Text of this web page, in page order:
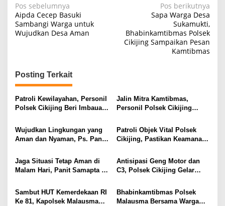
Navigasi
pos
Pos sebelumnya
Aipda Cecep Basuki
Sambangi Warga untuk
Wujudkan Desa Aman
Pos berikutnya
Sapa Warga Desa
Sukamukti,
Bhabinkamtibmas Polsek
Cikijing Sampaikan Pesan
Kamtibmas
Posting Terkait
Patroli Kewilayahan, Personil
Polsek Cikijing Beri Imbauan
Jalin Mitra Kamtibmas,
Personil Polsek Cikijing
Pengendara Ojek Pangkalan
Wujudkan Lingkungan yang
Aman dan Nyaman, Ps. Panit
Sambangi Warga Desa
Cikijing
Patroli Objek Vital Polsek
Cikijing, Pastikan Keamanan
Aman Kepada Masyarakat
Jaga Situasi Tetap Aman di
Malam Hari, Panit Samapta II
Kantor Desa Kasturi
Antisipasi Geng Motor dan
C3, Polsek Cikijing Gelar
Sambut HUT Kemerdekaan RI
Ke 81, Kapolsek Malausma
Bhabinkamtibmas Polsek
Malausma Bersama Warga